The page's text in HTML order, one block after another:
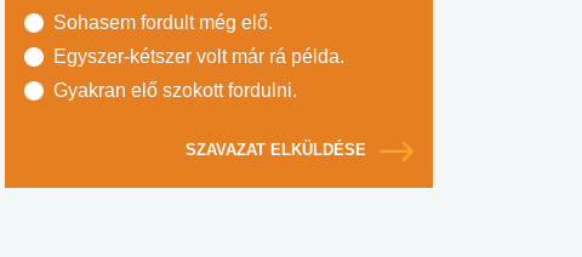
Sohasem fordult még elő.
Egyszer-kétszer volt már rá példa.
Gyakran elő szokott fordulni.
SZAVAZAT ELKÜLDÉSE